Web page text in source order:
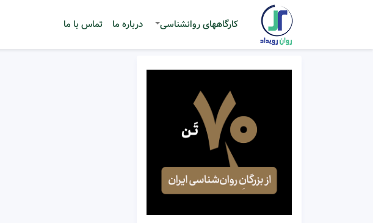
کارگاههای روانشناسی درباره ما تماس با ما